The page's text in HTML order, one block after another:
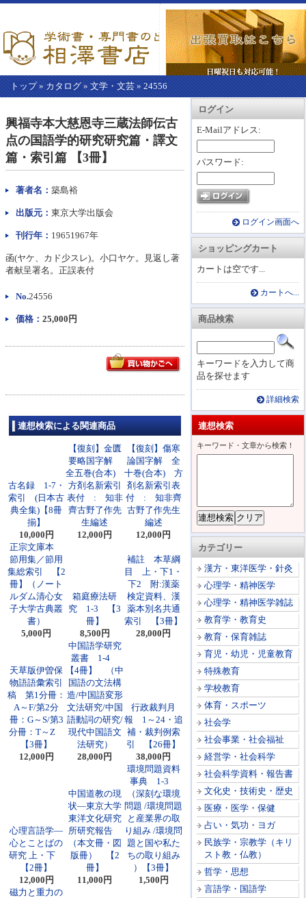
トップ» カタログ » 文学・文芸 » 24556
カートを見る
ログイン
E-Mailアドレス:
パスワード:
ログイン画面へ
ショッピングカート
カートは空です...
カートへ...
商品検索
キーワードを入力して商
品を探せます
詳細検索
連想検索
キーワード・文章から検索！
カテゴリー
漢方・東洋医学・針灸
心理学・精神医学
心理学・精神医学雑誌
教育学・教育史
教育・保育雑誌
育児・幼児・児童教育
特殊教育
学校教育
体育・スポーツ
社会学
社会事業・社会福祉
経営学・社会科学
社会科学資料・報告書
文化史・技術史・歴史
医療・医学・保健
占い・気功・ヨガ
民族学・宗教学（キリ
スト教・仏教）
哲学・思想
言語学・国語学
こ
か
ら
本
文】
興福寺本大慈恩寺三蔵法師伝古
点の国語学的研究研究篇・譯文
篇・索引篇 【3冊】
著者名： 築島裕
出版元： 東京大学出版会
刊行年： 19651967年
函(ヤケ、カド少スレ)。小口ヤケ。見返し著
者献呈署名。正誤表付
No.24556
価格： 25,000円
連想検索による関連商品
古名録 1-7・
索引 (日本古
典全集)【8冊
揃】
10,000円
【復刻】金匱
要略国字解
全五巻(合本)
方剤名新索引
表付 : 知非
齊古野了作先
生編述
12,000円
【復刻】傷寒
論国字解 全
十巻(合本) 方
剤名新索引表
付 : 知非齊
古野了作先生
編述
12,000円
正宗文庫本
節用集／節用
集総索引 【2
冊】（ノート
ルダム清心女
子大学古典叢
書）
5,000円
箱庭療法研
究 1-3 【3
冊】
8,500円
補註 本草綱
目 上・下1・
下2 附:漢薬
検定資料、漢
薬本別名共通
索引 【3冊】
28,000円
天草版伊曽保
物語語彙索引
稿 第1分冊：
A～F/第2分
冊：G～S/第3
分冊：T～Z
【3冊】
12,000円
中国語学研究
叢書 1-4
【4冊】 （中
国語の文法構
造/中国語変形
文法研究/中国
語動詞の研究/
現代中国語文
法研究）
28,000円
行政裁判月
報 1～24・追
補・裁判例索
引 【26冊】
38,000円
心理言語学―
心とことばの
研究 上・下
【2冊】
12,000円
中国道教の現
状―東京大学
東洋文化研究
所研究報告
（本文冊・図
版冊） 【2
冊】
11,000円
環境問題資料
事典 1-3
（深刻な環境
問題 /環境問題
と産業界の取
り組み /環境問
題と国や私た
ちの取り組み
）【3冊】
1,500円
磁力と重力の